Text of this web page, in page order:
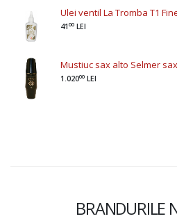
Ulei ventil La Tromba T1
41 00 LEI
Mustiuc sax alto Selmer
1.02000 LEI
BRANDURILE